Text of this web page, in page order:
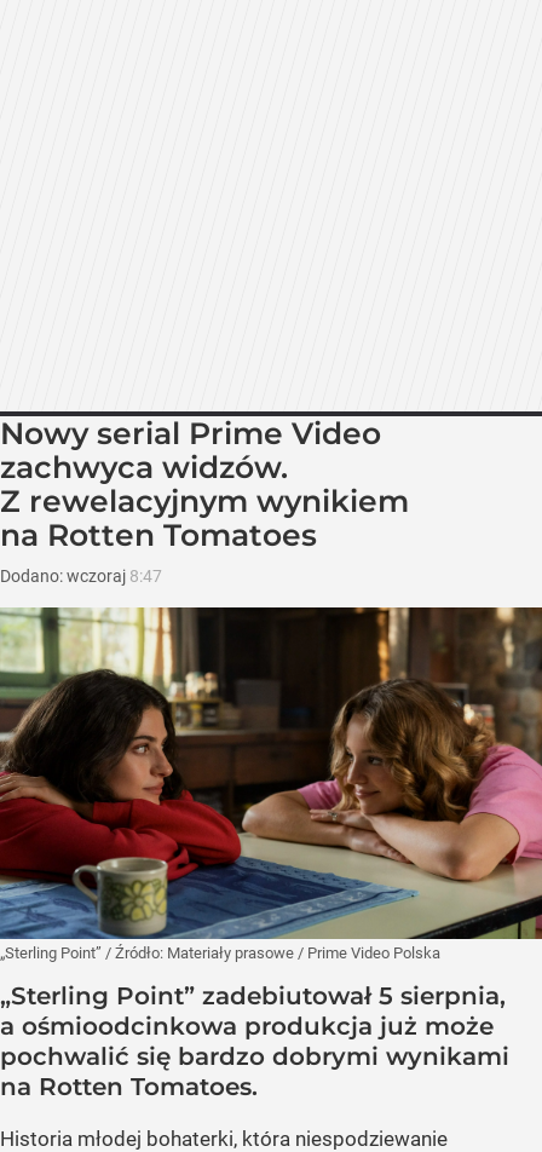
Nowy serial Prime Video
zachwyca widzów.
Z rewelacyjnym wynikiem
na Rotten Tomatoes
Dodano:wczoraj 8:47
„Sterling Point” / Źródło: Materiały prasowe / Prime Video Polska
„Sterling Point” zadebiutował 5 sierpnia,
a ośmioodcinkowa produkcja już może
pochwalić się bardzo dobrymi wynikami
na Rotten Tomatoes.
Historia młodej bohaterki, która niespodziewanie